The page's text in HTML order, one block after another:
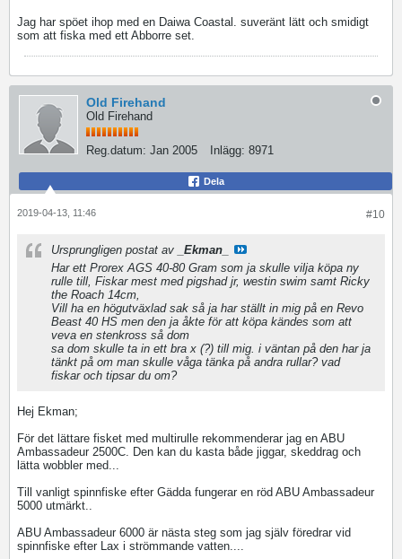
Jag har spöet ihop med en Daiwa Coastal. suveränt lätt och smidigt
som att fiska med ett Abborre set.
Old Firehand
Old Firehand
Reg.datum: Jan 2005 Inlägg: 8971
Dela
#10
2019-04-13, 11:46
Ursprungligen postat av
_Ekman_
Har ett Prorex AGS 40-80 Gram som ja skulle vilja köpa ny
rulle till, Fiskar mest med pigshad jr, westin swim samt Ricky
the Roach 14cm,
Vill ha en högutväxlad sak så ja har ställt in mig på en Revo
Beast 40 HS men den ja åkte för att köpa kändes som att
veva en stenkross så dom
sa dom skulle ta in ett bra x (?) till mig. i väntan på den har ja
tänkt på om man skulle våga tänka på andra rullar? vad
fiskar och tipsar du om?
Hej Ekman;
För det lättare fisket med multirulle rekommenderar jag en ABU
Ambassadeur 2500C. Den kan du kasta både jiggar, skeddrag och
lätta wobbler med...
Till vanligt spinnfiske efter Gädda fungerar en röd ABU Ambassadeur
5000 utmärkt..
ABU Ambassadeur 6000 är nästa steg som jag själv föredrar vid
spinnfiske efter Lax i strömmande vatten....